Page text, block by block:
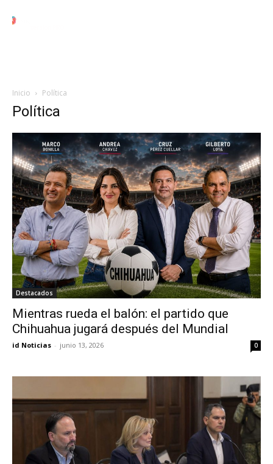
Inicio Política
Política
Destacados
Mientras rueda el balón: el partido que
Chihuahua jugará después del Mundial
id Noticias - junio 13, 2026 0